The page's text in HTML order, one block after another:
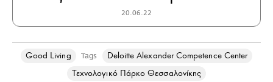
20.06.22
Good Living Tags
Deloitte Alexander Competence Center
Τεχνολογικό Πάρκο Θεσσαλονίκης